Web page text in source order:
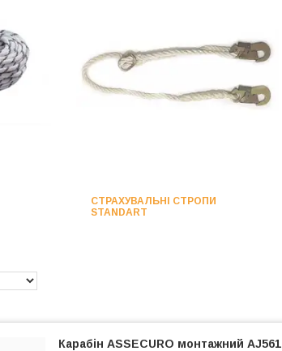
СТРАХУВАЛЬНІ СТРОПИ
STANDART
Карабін ASSECURO монтажний AJ561